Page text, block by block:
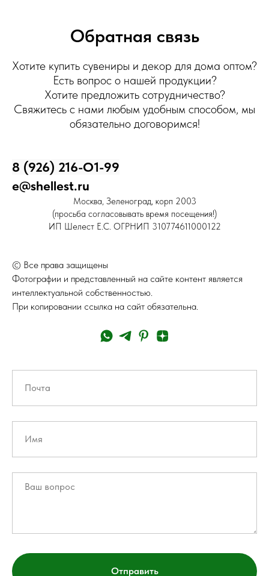
Обратная связь
Хотите купить сувениры и декор для дома оптом?
Есть вопрос о нашей продукции?
Хотите предложить сотрудничество?
Свяжитесь с нами любым удобным способом, мы
обязательно договоримся!
8 (926) 216-О1-99
e@shellest.ru
Москва, Зеленоград, корп 2003
(просьба согласовывать время посещения!)
ИП Шелест Е.С. ОГРНИП 310774611000122
© Все права защищены
Фотографии и представленный на сайте контент является
интеллектуальной собственностью.
При копировании ссылка на сайт обязательна.
Отправить